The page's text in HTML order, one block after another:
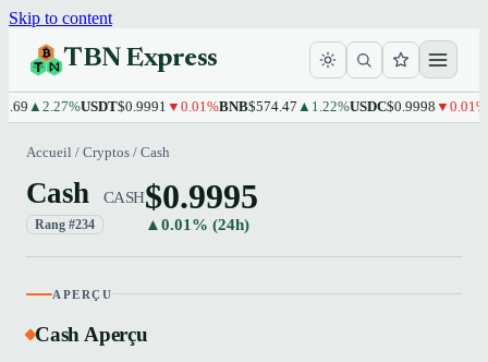
Skip to content
TBN Express
▲2.27%USDT$0.9991▼0.01%BNB$574.47▲1.22%USDC$0.9998▼0.01%
Accueil / Cryptos / Cash
Cash CASH
Rang #234
$0.9995
▲0.01% (24h)
APERÇU
Cash Aperçu